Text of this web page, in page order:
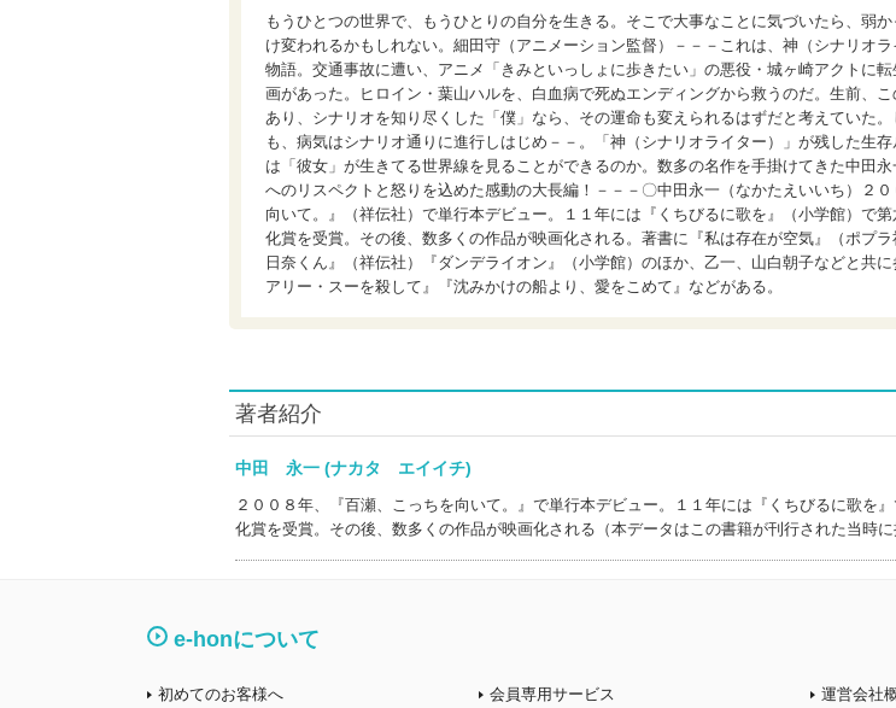
もうひとつの世界で、もうひとりの自分を生きる。そこで大事なことに気づいたら、弱
け変われるかもしれない。細田守（アニメーション監督）－－－これは、神（シナリオ
物語。交通事故に遭い、アニメ「きみといっしょに歩きたい」の悪役・城ヶ崎アクトに
画があった。ヒロイン・葉山ハルを、白血病で死ぬエンディングから救うのだ。生前、
あり、シナリオを知り尽くした「僕」なら、その運命も変えられるはずだと考えていた
も、病気はシナリオ通りに進行しはじめ－－。「神（シナリオライター）」が残した生存
は「彼女」が生きてる世界線を見ることができるのか。数多の名作を手掛けてきた中田
へのリスペクトと怒りを込めた感動の大長編！－－－〇中田永一（なかたえいいち）２
向いて。』（祥伝社）で単行本デビュー。１１年には『くちびるに歌を』（小学館）で
化賞を受賞。その後、数多くの作品が映画化される。著書に『私は存在が空気』（ポプ
日奈くん』（祥伝社）『ダンデライオン』（小学館）のほか、乙一、山白朝子などと共
アリー・スーを殺して』『沈みかけの船より、愛をこめて』などがある。
著者紹介
中田 永一 (ナカタ エイイチ)
２００８年、『百瀬、こっちを向いて。』で単行本デビュー。１１年には『くちびるに歌を
化賞を受賞。その後、数多くの作品が映画化される（本データはこの書籍が刊行された当時に
e-honについて
初めてのお客様へ 会員専用サービス 運営会社